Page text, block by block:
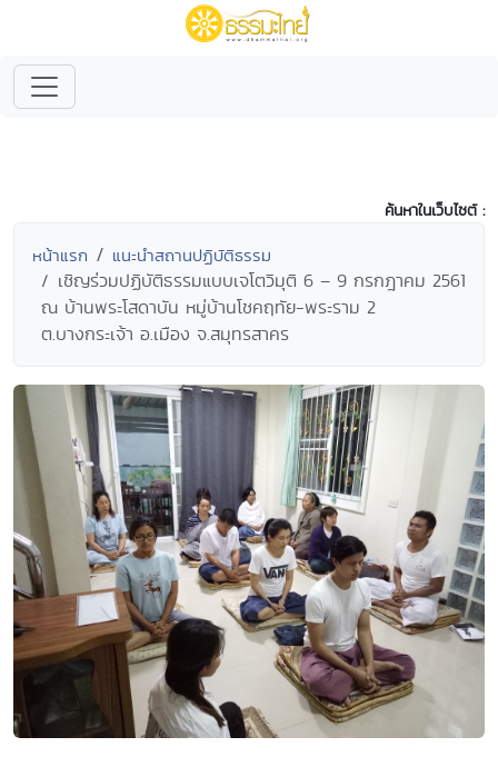
ค้นหาในเว็บไซต์ :
หน้าแรก แนะนำสถานปฏิบัติธรรม
เชิญร่วมปฏิบัติธรรมแบบเจโตวิมุติ 6 – 9 กรกฎาคม 2561
ณ บ้านพระโสดาบัน หมู่บ้านโชคฤทัย-พระราม 2
ต.บางกระเจ้า อ.เมือง จ.สมุทรสาคร